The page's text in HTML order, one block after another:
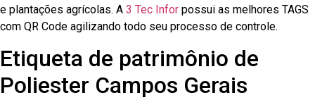
e plantações agrícolas. A 3 Tec Infor possui as melhores TAGS
com QR Code agilizando todo seu processo de controle.
Etiqueta de patrimônio de
Poliester Campos Gerais